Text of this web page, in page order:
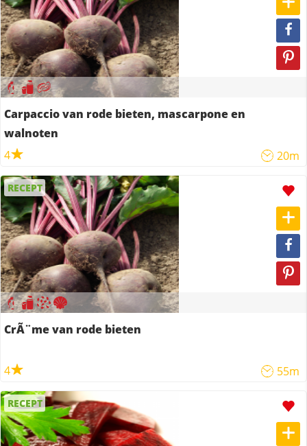
Carpaccio van rode bieten, mascarpone en
walnoten
4
20m
RECEPT
CrÃ¨me van rode bieten
4 55m
RECEPT